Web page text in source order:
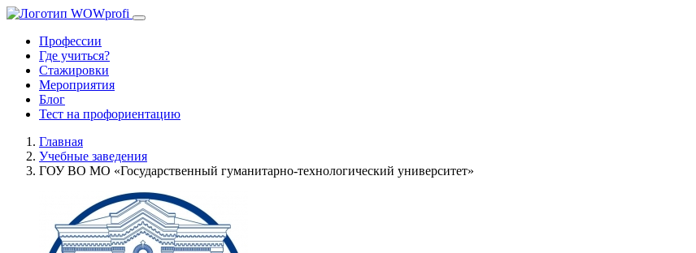
Профессии
Где учиться?
Стажировки
Мероприятия
Блог
Тест на профориентацию
Главная
Учебные заведения
ГОУ ВО МО «Государственный гуманитарно-технологический университет»